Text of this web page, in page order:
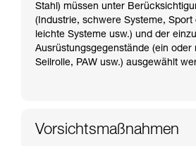
Stahl) müssen unter
(Industrie, schwere Systeme, Sport
leichte Systeme usw.) und der
Ausrüstungsgegenstände (ein oder
Seilrolle, PAW usw.) ausgewählt
Vorsichtsmaßnahmen